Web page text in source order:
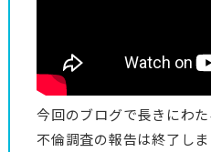
今回のブログで長きにわ
不倫調査の報告は終了しま